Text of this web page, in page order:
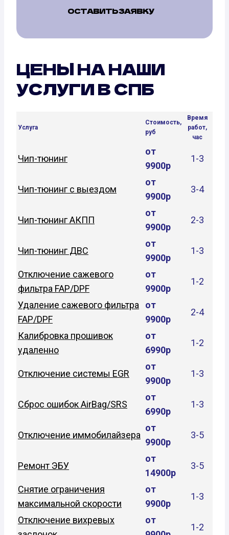
ОСТАВИТЬ ЗАЯВКУ
ЦЕНЫ НА НАШИ
УСЛУГИ В СПБ
Услуга
Стоимость,
руб
Время
работ,
час
Чип-тюнинг
от
9900р
1-3
Чип-тюнинг с выездом
от
9900р
3-4
Чип-тюнинг АКПП
от
9900р
2-3
Чип-тюнинг ДВС
от
9900р
1-3
Отключение сажевого
фильтра FAP/DPF
от
9900р
1-2
Удаление сажевого фильтра
FAP/DPF
от
9900р
2-4
Калибровка прошивок
удаленно
от
6990р
1-2
Отключение системы EGR
от
9900р
1-3
Сброс ошибок AirBag/SRS
от
6990р
1-3
Отключение иммобилайзера
от
9900р
3-5
Ремонт ЭБУ
от
14900р
3-5
Снятие ограничения
максимальной скорости
от
9900р
1-3
Отключение вихревых
от
1-2